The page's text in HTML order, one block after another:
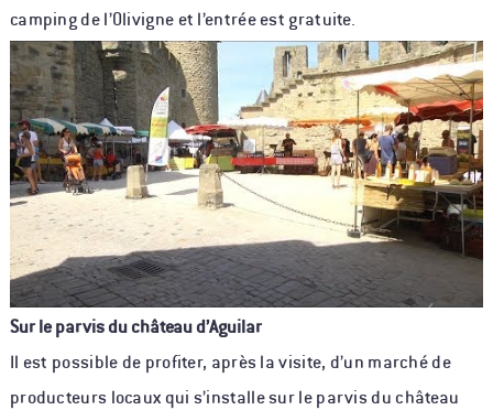
camping de l’Olivigne et l’entrée est gratuite.
Sur le parvis du château d’Aguilar
Il est possible de profiter, après la visite, d’un marché de
producteurs locaux qui s’installe sur le parvis du château